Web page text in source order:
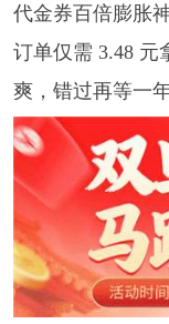
代金券百倍膨胀
订单仅需 3.48 元
爽，错过再等一